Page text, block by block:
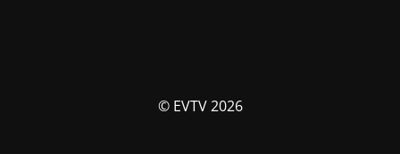
© EVTV 2026